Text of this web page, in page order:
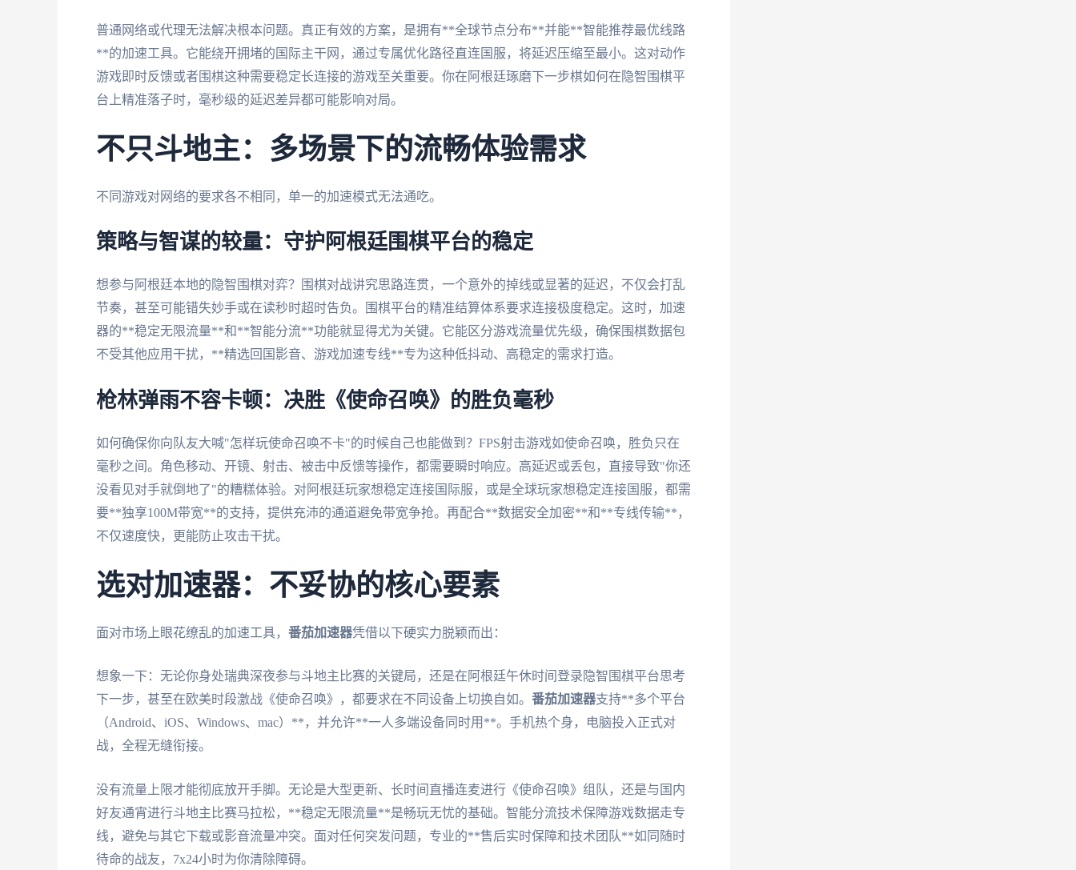
普通网络或代理无法解决根本问题。真正有效的方案，是拥有**全球节点分布**并能**智能推荐最优线路
**的加速工具。它能绕开拥堵的国际主干网，通过专属优化路径直连国服，将延迟压缩至最小。这对动作
游戏即时反馈或者围棋这种需要稳定长连接的游戏至关重要。你在阿根廷琢磨下一步棋如何在隐智围棋平
台上精准落子时，毫秒级的延迟差异都可能影响对局。
不只斗地主：多场景下的流畅体验需求
不同游戏对网络的要求各不相同，单一的加速模式无法通吃。
策略与智谋的较量：守护阿根廷围棋平台的稳定
想参与阿根廷本地的隐智围棋对弈？围棋对战讲究思路连贯，一个意外的掉线或显著的延迟，不仅会打乱
节奏，甚至可能错失妙手或在读秒时超时告负。围棋平台的精准结算体系要求连接极度稳定。这时，加速
器的**稳定无限流量**和**智能分流**功能就显得尤为关键。它能区分游戏流量优先级，确保围棋数据包
不受其他应用干扰，**精选回国影音、游戏加速专线**专为这种低抖动、高稳定的需求打造。
枪林弹雨不容卡顿：决胜《使命召唤》的胜负毫秒
如何确保你向队友大喊"怎样玩使命召唤不卡"的时候自己也能做到？FPS射击游戏如使命召唤，胜负只在
毫秒之间。角色移动、开镜、射击、被击中反馈等操作，都需要瞬时响应。高延迟或丢包，直接导致"你还
没看见对手就倒地了"的糟糕体验。对阿根廷玩家想稳定连接国际服，或是全球玩家想稳定连接国服，都需
要**独享100M带宽**的支持，提供充沛的通道避免带宽争抢。再配合**数据安全加密**和**专线传输**，
不仅速度快，更能防止攻击干扰。
选对加速器：不妥协的核心要素
面对市场上眼花缭乱的加速工具， 番茄加速器凭借以下硬实力脱颖而出：
想象一下：无论你身处瑞典深夜参与斗地主比赛的关键局，还是在阿根廷午休时间登录隐智围棋平台思考
下一步，甚至在欧美时段激战《使命召唤》，都要求在不同设备上切换自如。 番茄加速器支持**多个平台
（Android、iOS、Windows、mac）**，并允许**一人多端设备同时用**。手机热个身，电脑投入正式对
战，全程无缝衔接。
没有流量上限才能彻底放开手脚。无论是大型更新、长时间直播连麦进行《使命召唤》组队，还是与国内
好友通宵进行斗地主比赛马拉松，**稳定无限流量**是畅玩无忧的基础。智能分流技术保障游戏数据走专
线，避免与其它下载或影音流量冲突。面对任何突发问题，专业的**售后实时保障和技术团队**如同随时
待命的战友，7x24小时为你清除障碍。